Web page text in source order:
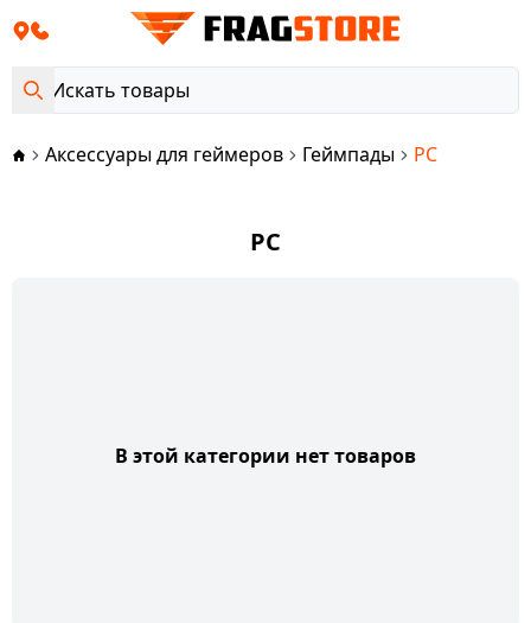
Аксессуары для геймеров Геймпады PC
PC
В этой категории нет товаров